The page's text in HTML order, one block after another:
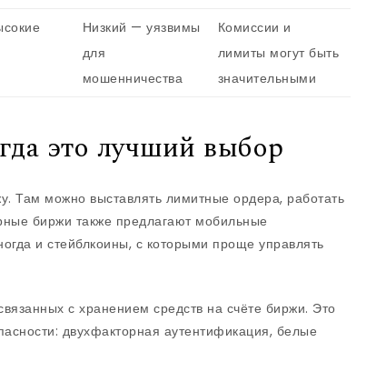
Низкий — уязвимы
для
мошенничества
Комиссии и
лимиты могут быть
значительными
это лучший выбор
Там можно выставлять лимитные ордера, работать
биржи также предлагают мобильные
и стейблкоины, с которыми проще управлять
с хранением средств на счёте биржи. Это
двухфакторная аутентификация, белые